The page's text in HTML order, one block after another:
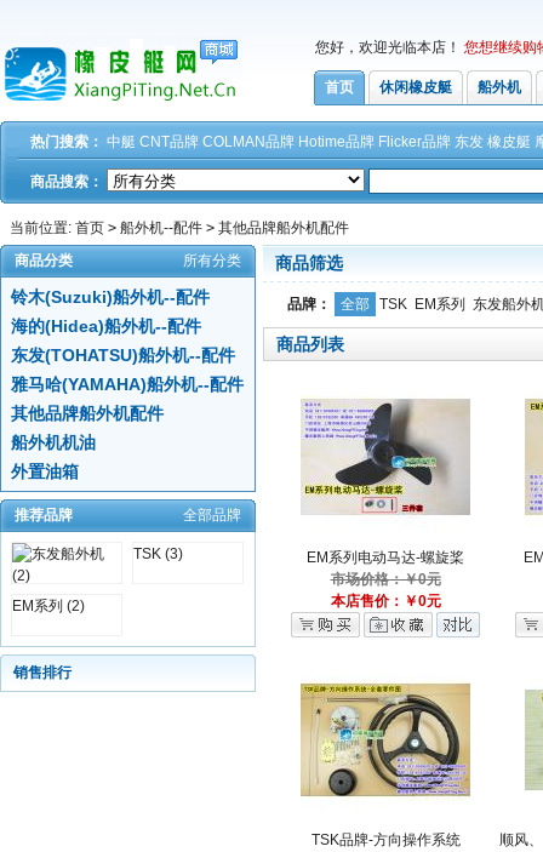
您好，欢迎光临本店！ 您想继续购
首页 休闲橡皮艇 船外机
热门搜索： 中艇 CNT品牌 COLMAN品牌 Hotime品牌 Flicker品牌 东发 橡皮艇
商品搜索：
当前位置: 首页 > 船外机--配件 > 其他品牌船外机配件
商品分类
所有分类
铃木(Suzuki)船外机--配件
海的(Hidea)船外机--配件
东发(TOHATSU)船外机--配件
雅马哈(YAMAHA)船外机--配件
其他品牌船外机配件
船外机机油
外置油箱
推荐品牌 全部品牌
TSK (3)
EM系列 (2)
销售排行
商品筛选
品牌： 全部 TSK EM系列 东发船外
商品列表
EM系列电动马达-螺旋桨
市场价格：￥0元
本店售价：￥0元
TSK品牌-方向操作系统
顺风